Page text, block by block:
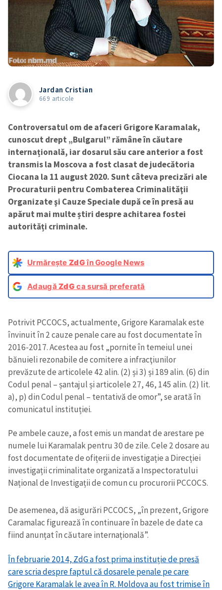
Jardan Cristian
669 articole
Controversatul om de afaceri Grigore Karamalak,
cunoscut drept „Bulgarul” rămâne în căutare
internațională, iar dosarul său care anterior a fost
transmis la Moscova a fost clasat de judecătoria
Ciocana la 11 august 2020. Sunt câteva precizări ale
Procuraturii pentru Combaterea Criminalităţii
Organizate şi Cauze Speciale după ce în presă au
apărut mai multe știri despre achitarea fostei
autorități criminale.
Urmărește ZdGîn Google News
AdaugăZdG ca sursă preferată
Potrivit PCCOCS, actualmente, Grigore Karamalak este
învinuit în 2 cauze penale care au fost documentate în
2016-2017. Acestea au fost „pornite în temeiul unei
bănuieli rezonabile de comitere a infracţiunilor
prevăzute de articolele 42 alin. (2) și 3) și 189 alin. (6) din
Codul penal – șantajul și articolele 27, 46, 145 alin. (2) lit.
a), p) din Codul penal – tentativă de omor”, se arată în
comunicatul instituției.
Pe ambele cauze, a fost emis un mandat de arestare pe
numele lui Karamalak pentru 30 de zile. Cele 2 dosare au
fost documentate de ofițerii de investigație a Direcției
investigații criminalitate organizată a Inspectoratului
Național de Investigații de comun cu procurorii PCCOCS.
De asemenea, dă asigurări PCCOCS, „în prezent, Grigore
Caramalac figurează în continuare în bazele de date ca
fiind anunțat în căutare internațională”.
În februarie 2014, ZdG a fost prima instituție de presă
care scria despre faptul că dosarele penale pe care
Grigore Karamalak le avea în R. Moldova au fost trimise în